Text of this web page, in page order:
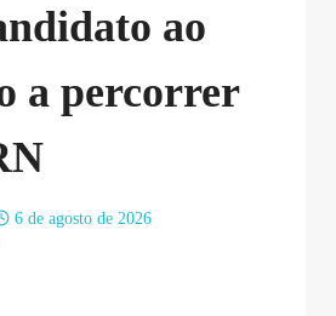
ao
a percorrer
6 de agosto de 2026